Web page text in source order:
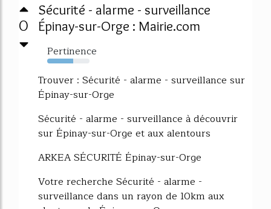
0
Sécurité - alarme - surveillance
Épinay-sur-Orge : Mairie.com
Pertinence
61%
Trouver : Sécurité - alarme - surveillance sur
Épinay-sur-Orge
Sécurité - alarme - surveillance à découvrir
sur Épinay-sur-Orge et aux alentours
ARKEA SÉCURITÉ Épinay-sur-Orge
Votre recherche Sécurité - alarme -
surveillance dans un rayon de 10km aux